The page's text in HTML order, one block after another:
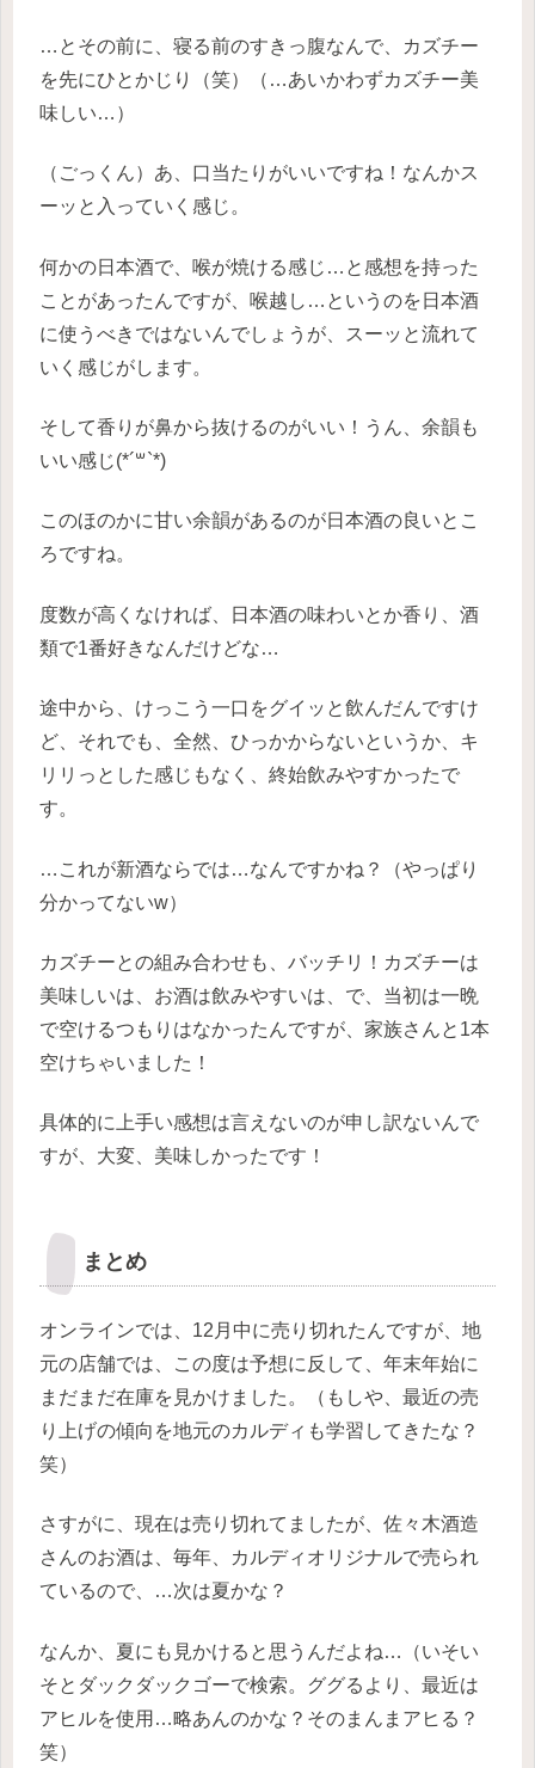
…とその前に、寝る前のすきっ腹なんで、カズチー
を先にひとかじり（笑）（…あいかわずカズチー美
味しい…）
（ごっくん）あ、口当たりがいいですね！なんかス
ーッと入っていく感じ。
何かの日本酒で、喉が焼ける感じ…と感想を持った
ことがあったんですが、喉越し…というのを日本酒
に使うべきではないんでしょうが、スーッと流れて
いく感じがします。
そして香りが鼻から抜けるのがいい！うん、余韻も
いい感じ(*´꒳`*)
このほのかに甘い余韻があるのが日本酒の良いとこ
ろですね。
度数が高くなければ、日本酒の味わいとか香り、酒
類で1番好きなんだけどな…
途中から、けっこう一口をグイッと飲んだんですけ
ど、それでも、全然、ひっかからないというか、キ
リリっとした感じもなく、終始飲みやすかったで
す。
…これが新酒ならでは…なんですかね？（やっぱり
分かってないw）
カズチーとの組み合わせも、バッチリ！カズチーは
美味しいは、お酒は飲みやすいは、で、当初は一晩
で空けるつもりはなかったんですが、家族さんと1本
空けちゃいました！
具体的に上手い感想は言えないのが申し訳ないんで
すが、大変、美味しかったです！
まとめ
オンラインでは、12月中に売り切れたんですが、地
元の店舗では、この度は予想に反して、年末年始に
まだまだ在庫を見かけました。（もしや、最近の売
り上げの傾向を地元のカルディも学習してきたな？
笑）
さすがに、現在は売り切れてましたが、佐々木酒造
さんのお酒は、毎年、カルディオリジナルで売られ
ているので、…次は夏かな？
なんか、夏にも見かけると思うんだよね…（いそい
そとダックダックゴーで検索。ググるより、最近は
アヒルを使用…略あんのかな？そのまんまアヒる？
笑）